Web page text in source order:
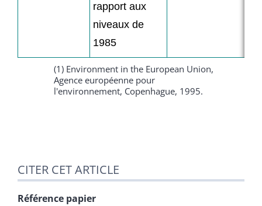
rapport aux
niveaux de
1985
(1) Environment in the European Union,
Agence européenne pour
l'environnement, Copenhague, 1995.
CITER CET ARTICLE
Référence papier